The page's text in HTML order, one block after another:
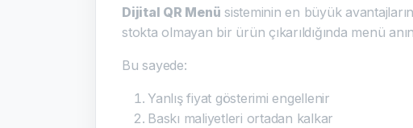
Dijital QR Menü sisteminin en büyük
stokta olmayan bir ürün çıkarıldığında menü
Bu sayede:
Yanlış fiyat gösterimi engellenir
Baskı maliyetleri ortadan kalkar